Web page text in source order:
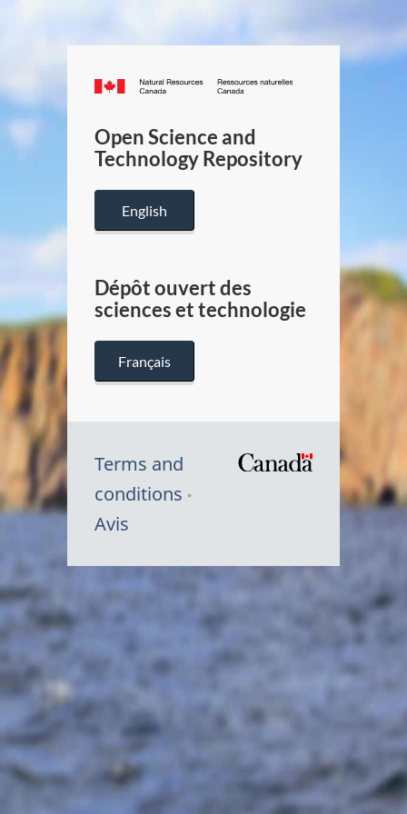
Canada.ca
/
Canada
Open Science and
Technology Repository
English
Dépôt ouvert des
sciences et technologie
Français
Terms and
conditions
Avis
Symbole
Canada